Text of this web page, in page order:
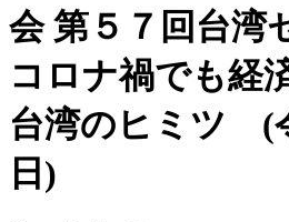
会 第５７回台
コロナ禍でも経
台湾のヒミツ (
日)